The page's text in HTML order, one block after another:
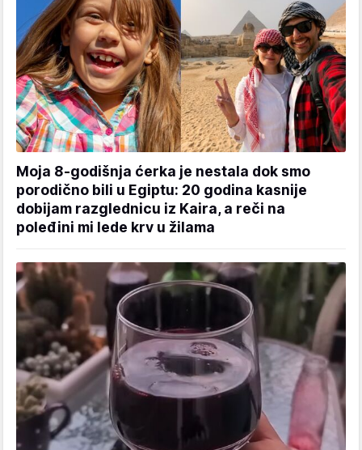
Moja 8-godišnja ćerka je nestala dok smo
porodično bili u Egiptu: 20 godina kasnije
dobijam razglednicu iz Kaira, a reči na
poleđini mi lede krv u žilama